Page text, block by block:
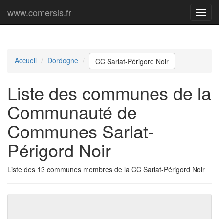
Menu
www.comersis.fr
Accueil Dordogne CC Sarlat-Périgord Noir
Liste des communes de la
Communauté de
Communes Sarlat-
Périgord Noir
Liste des 13 communes membres de la CC Sarlat-Périgord Noir